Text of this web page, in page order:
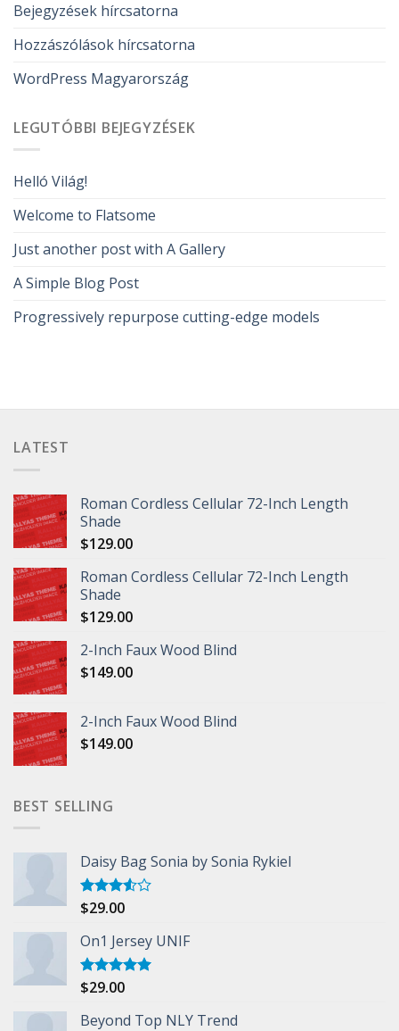
Bejegyzések hírcsatorna
Hozzászólások hírcsatorna
WordPress Magyarország
LEGUTÓBBI BEJEGYZÉSEK
Helló Világ!
Welcome to Flatsome
Just another post with A Gallery
A Simple Blog Post
Progressively repurpose cutting-edge models
LATEST
Roman Cordless Cellular 72-Inch Length
Shade
$129.00
Roman Cordless Cellular 72-Inch Length
Shade
$129.00
2-Inch Faux Wood Blind
$149.00
2-Inch Faux Wood Blind
$149.00
BEST SELLING
Daisy Bag Sonia by Sonia Rykiel
Rated
of 5
$29.00
On1 Jersey UNIF
Rated5.00
$29.00
Beyond Top NLY Trend